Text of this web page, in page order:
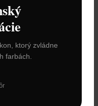
ktorý zvládne
farbách.